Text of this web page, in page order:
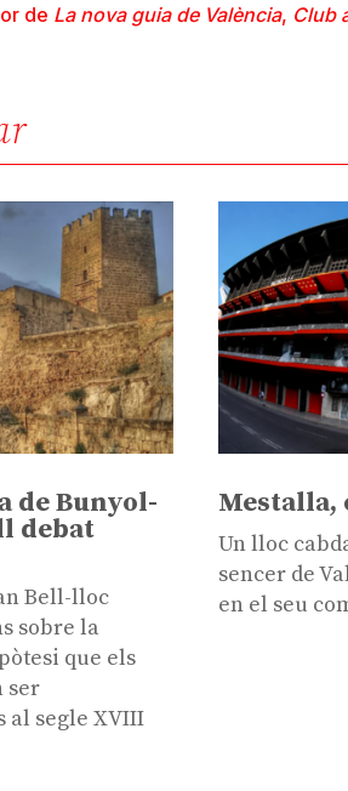
de La nova guia de València, Club
de Bunyol-
debat
Bell-lloc
sobre la
que els
ser
al segle XVIII
Mestalla,
Un lloc
sencer de
en el seu